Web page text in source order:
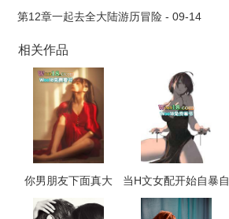
第12章一起去全大陆游历冒险 - 09-14
相关作品
你男朋友下面真大
（校园 np 高h）
当H文女配开始自暴自
弃（NP，高H）